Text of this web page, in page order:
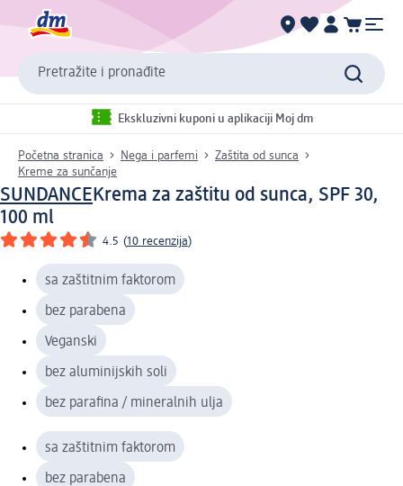
Pretražite i pronađite
Ekskluzivni kuponi u aplikaciji Moj dm
Početna stranica Nega i parfemi
Zaštita od sunca
Kreme za sunčanje
SUNDANCE Krema za zaštitu od sunca, SPF 30,
100 ml
4.5 (10 recenzija)
sa zaštitnim faktorom
bez parabena
Veganski
bez aluminijskih soli
bez parafina / mineralnih ulja
sa zaštitnim faktorom
bez parabena